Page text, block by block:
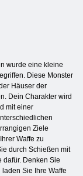
wurde eine kleine
Diese Monster
Häuser der
Dein Charakter wird
mit einer
Ziele
Waffe zu
durch Schießen mit
dafür. Denken Sie
Sie Ihre Waffe